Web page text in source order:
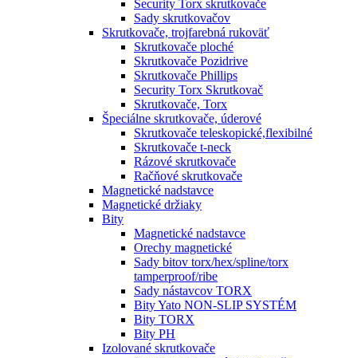
Security Torx skrutkovače
Sady skrutkovačov
Skrutkovače, trojfarebná rukoväť
Skrutkovače ploché
Skrutkovače Pozidrive
Skrutkovače Phillips
Security Torx Skrutkovač
Skrutkovače, Torx
Špeciálne skrutkovače, úderové
Skrutkovače teleskopické,flexibilné
Skrutkovače t-neck
Rázové skrutkovače
Račňové skrutkovače
Magnetické nadstavce
Magnetické držiaky
Bity
Magnetické nadstavce
Orechy magnetické
Sady bitov torx/hex/spline/torx
tamperproof/ribe
Sady nástavcov TORX
Bity Yato NON-SLIP SYSTÉM
Bity TORX
Bity PH
Izolované skrutkovače